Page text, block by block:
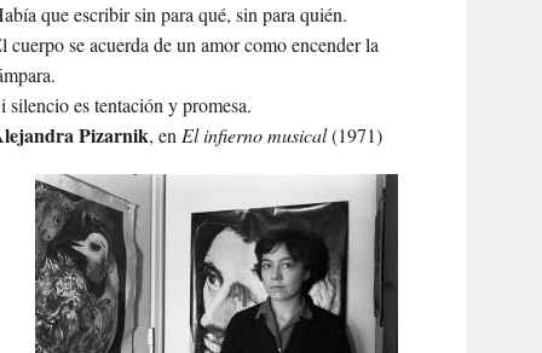
que escribir sin para qué, sin para quién.
cuerpo se acuerda de un amor como encender la
silencio es tentación y promesa.
Pizarnik, enEl infierno musical(1971)